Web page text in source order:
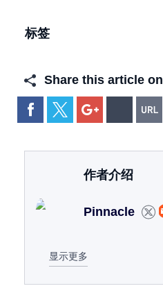
标签
Share this article on
作者介绍
Pinnacle
显示更多